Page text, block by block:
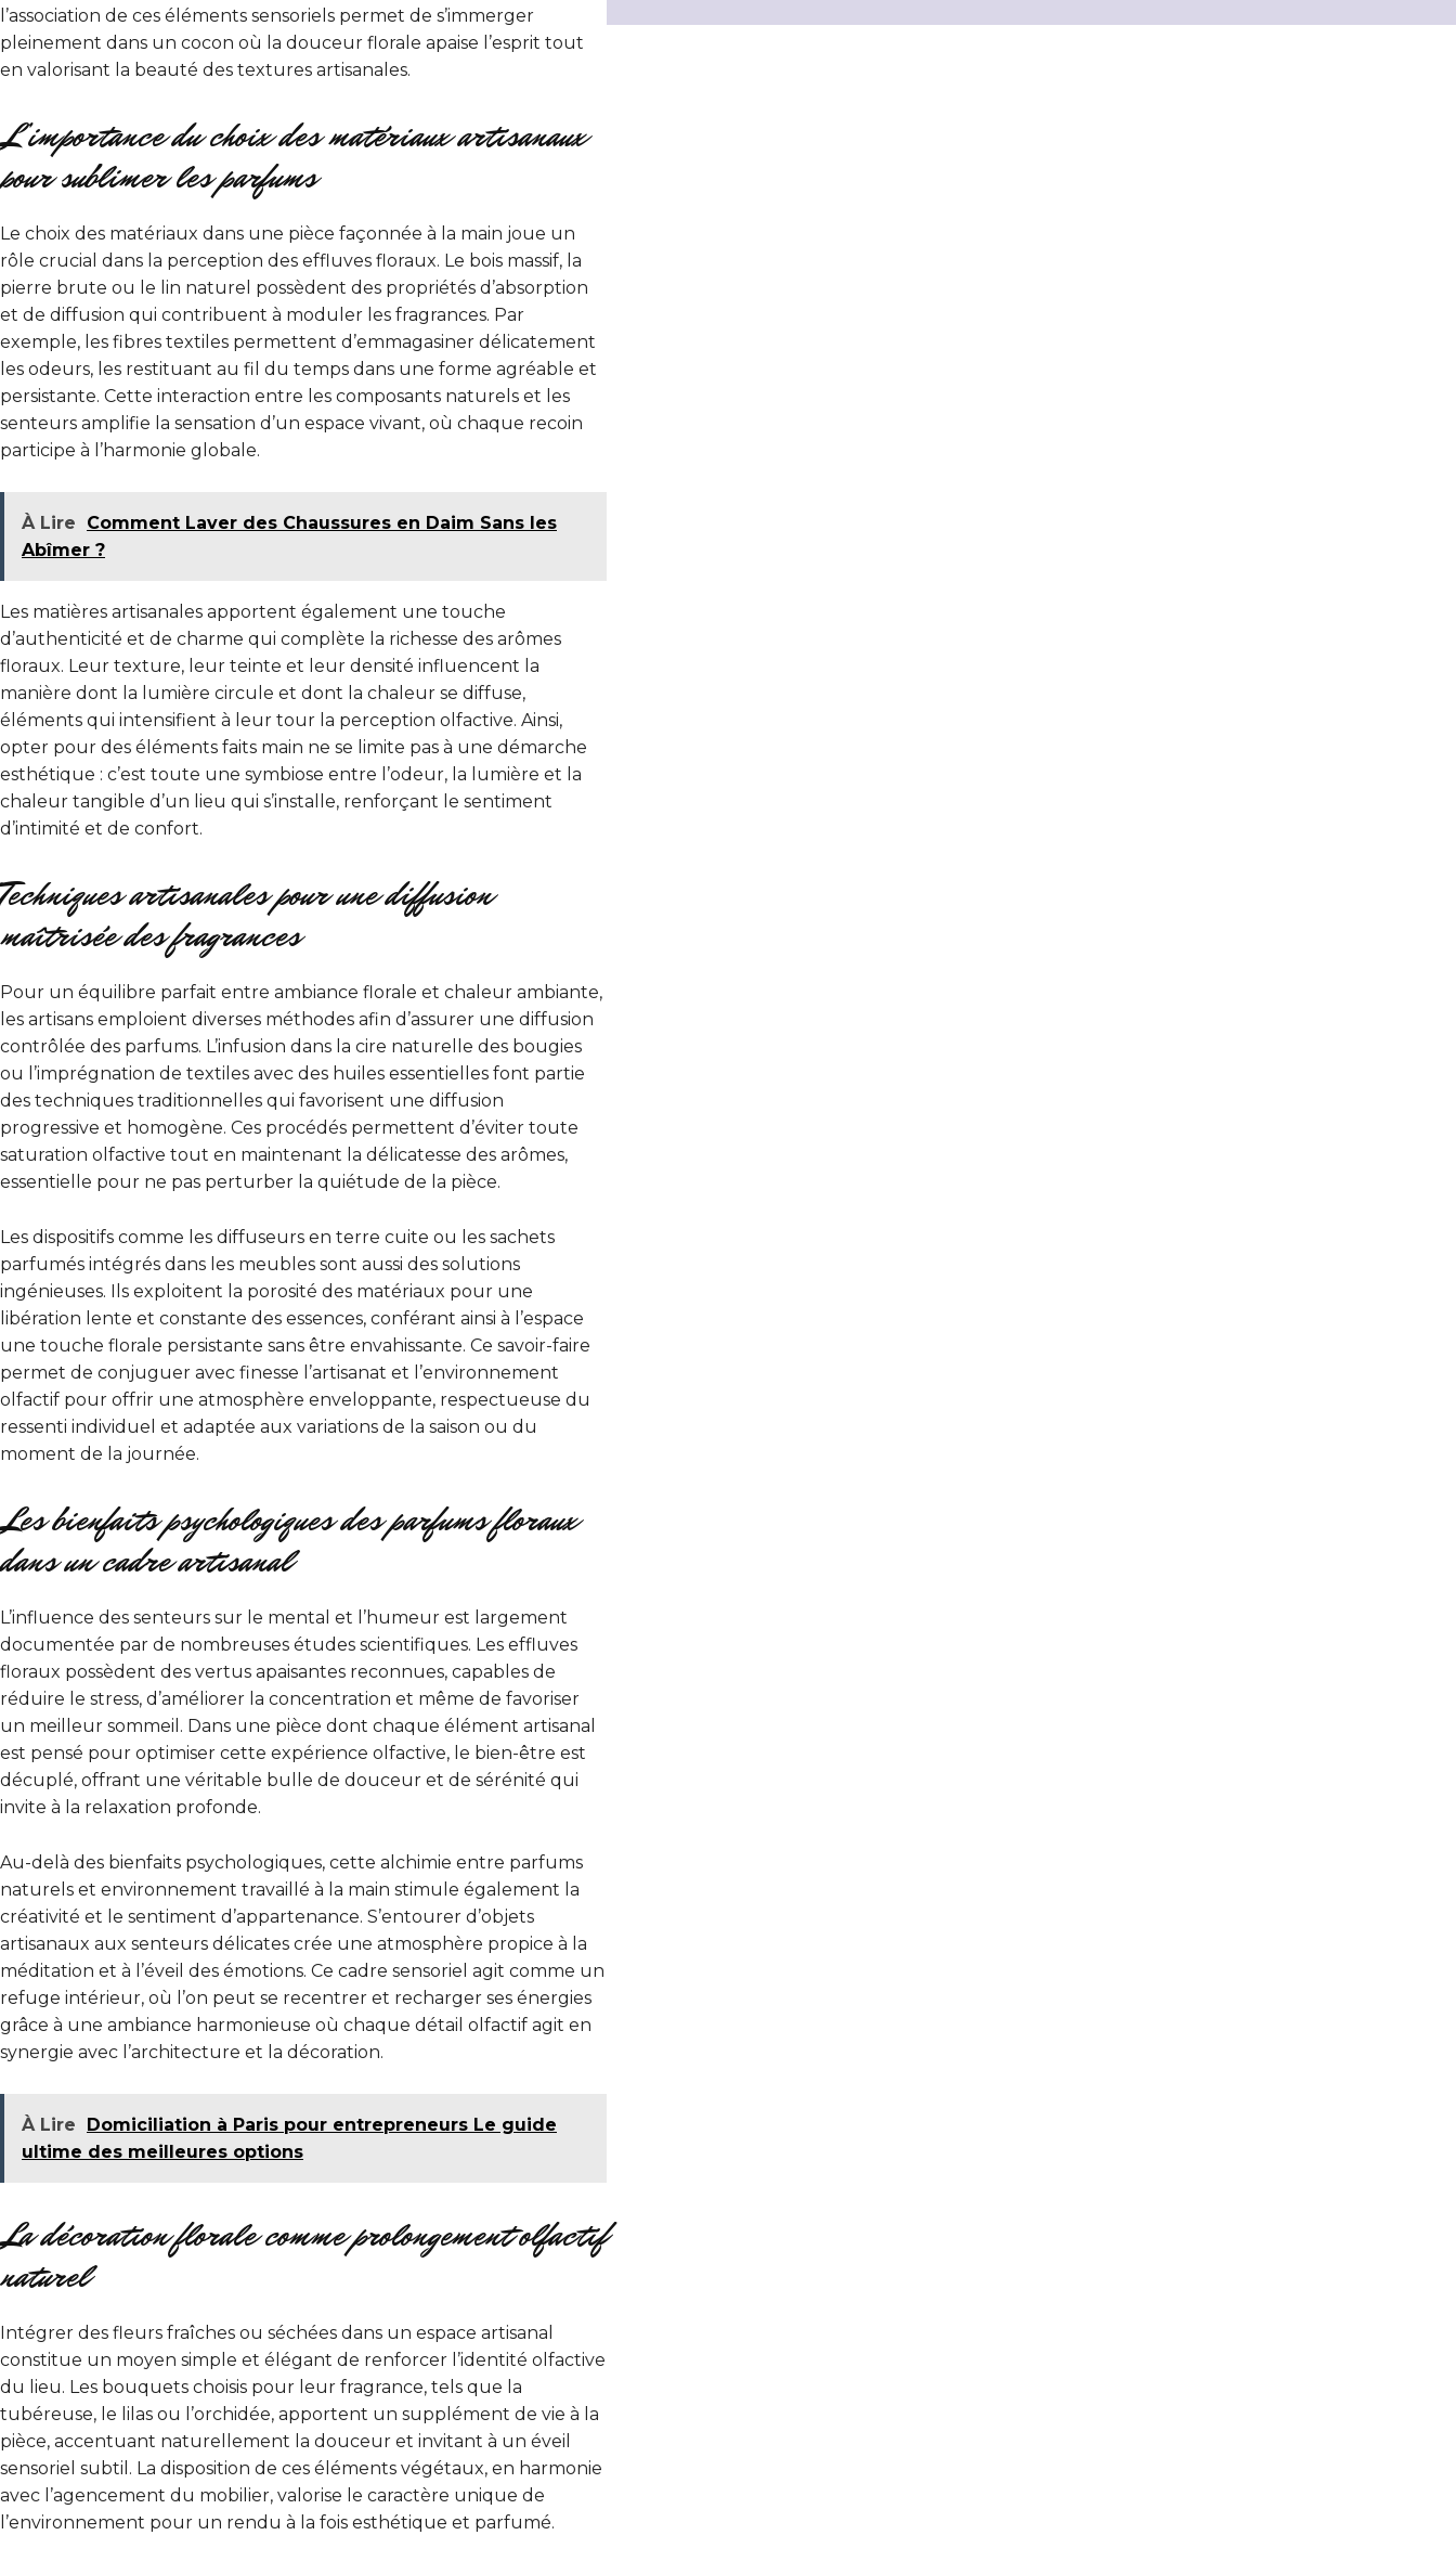
l’association de ces éléments sensoriels permet de s’immerger
pleinement dans un cocon où la douceur florale apaise l’esprit tout
en valorisant la beauté des textures artisanales.
L’importance du choix des matériaux artisanaux
pour sublimer les parfums
Le choix des matériaux dans une pièce façonnée à la main joue un
rôle crucial dans la perception des effluves floraux. Le bois massif, la
pierre brute ou le lin naturel possèdent des propriétés d’absorption
et de diffusion qui contribuent à moduler les fragrances. Par
exemple, les fibres textiles permettent d’emmagasiner délicatement
les odeurs, les restituant au fil du temps dans une forme agréable et
persistante. Cette interaction entre les composants naturels et les
senteurs amplifie la sensation d’un espace vivant, où chaque recoin
participe à l’harmonie globale.
À Lire
Comment Laver des Chaussures en Daim Sans les
Abîmer ?
Les matières artisanales apportent également une touche
d’authenticité et de charme qui complète la richesse des arômes
floraux. Leur texture, leur teinte et leur densité influencent la
manière dont la lumière circule et dont la chaleur se diffuse,
éléments qui intensifient à leur tour la perception olfactive. Ainsi,
opter pour des éléments faits main ne se limite pas à une démarche
esthétique : c’est toute une symbiose entre l’odeur, la lumière et la
chaleur tangible d’un lieu qui s’installe, renforçant le sentiment
d’intimité et de confort.
Techniques artisanales pour une diffusion
maîtrisée des fragrances
Pour un équilibre parfait entre ambiance florale et chaleur ambiante,
les artisans emploient diverses méthodes afin d’assurer une diffusion
contrôlée des parfums. L’infusion dans la cire naturelle des bougies
ou l’imprégnation de textiles avec des huiles essentielles font partie
des techniques traditionnelles qui favorisent une diffusion
progressive et homogène. Ces procédés permettent d’éviter toute
saturation olfactive tout en maintenant la délicatesse des arômes,
essentielle pour ne pas perturber la quiétude de la pièce.
Les dispositifs comme les diffuseurs en terre cuite ou les sachets
parfumés intégrés dans les meubles sont aussi des solutions
ingénieuses. Ils exploitent la porosité des matériaux pour une
libération lente et constante des essences, conférant ainsi à l’espace
une touche florale persistante sans être envahissante. Ce savoir-faire
permet de conjuguer avec finesse l’artisanat et l’environnement
olfactif pour offrir une atmosphère enveloppante, respectueuse du
ressenti individuel et adaptée aux variations de la saison ou du
moment de la journée.
Les bienfaits psychologiques des parfums floraux
dans un cadre artisanal
L’influence des senteurs sur le mental et l’humeur est largement
documentée par de nombreuses études scientifiques. Les effluves
floraux possèdent des vertus apaisantes reconnues, capables de
réduire le stress, d’améliorer la concentration et même de favoriser
un meilleur sommeil. Dans une pièce dont chaque élément artisanal
est pensé pour optimiser cette expérience olfactive, le bien-être est
décuplé, offrant une véritable bulle de douceur et de sérénité qui
invite à la relaxation profonde.
Au-delà des bienfaits psychologiques, cette alchimie entre parfums
naturels et environnement travaillé à la main stimule également la
créativité et le sentiment d’appartenance. S’entourer d’objets
artisanaux aux senteurs délicates crée une atmosphère propice à la
méditation et à l’éveil des émotions. Ce cadre sensoriel agit comme un
refuge intérieur, où l’on peut se recentrer et recharger ses énergies
grâce à une ambiance harmonieuse où chaque détail olfactif agit en
synergie avec l’architecture et la décoration.
À Lire
Domiciliation à Paris pour entrepreneurs Le guide
ultime des meilleures options
La décoration florale comme prolongement olfactif
naturel
Intégrer des fleurs fraîches ou séchées dans un espace artisanal
constitue un moyen simple et élégant de renforcer l’identité olfactive
du lieu. Les bouquets choisis pour leur fragrance, tels que la
tubéreuse, le lilas ou l’orchidée, apportent un supplément de vie à la
pièce, accentuant naturellement la douceur et invitant à un éveil
sensoriel subtil. La disposition de ces éléments végétaux, en harmonie
avec l’agencement du mobilier, valorise le caractère unique de
l’environnement pour un rendu à la fois esthétique et parfumé.